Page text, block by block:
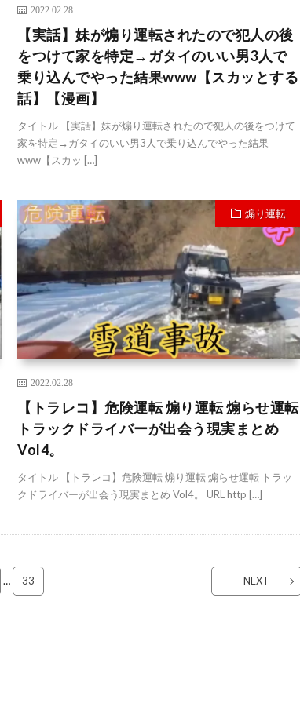
2022.02.28
【実話】妹が煽り運転されたので犯人の後
をつけて家を特定→ガタイのいい男3人で
乗り込んでやった結果www【スカッとする
話】【漫画】
タイトル 【実話】妹が煽り運転されたので犯人の後をつけて
家を特定→ガタイのいい男3人で乗り込んでやった結果
www【スカッ […]
煽り運転
2022.02.28
【トラレコ】危険運転 煽り運転 煽らせ運転
トラックドライバーが出会う現実まとめ
Vol4。
タイトル 【トラレコ】危険運転 煽り運転 煽らせ運転 トラッ
クドライバーが出会う現実まとめ Vol4。 URL http […]
… 33 NEXT